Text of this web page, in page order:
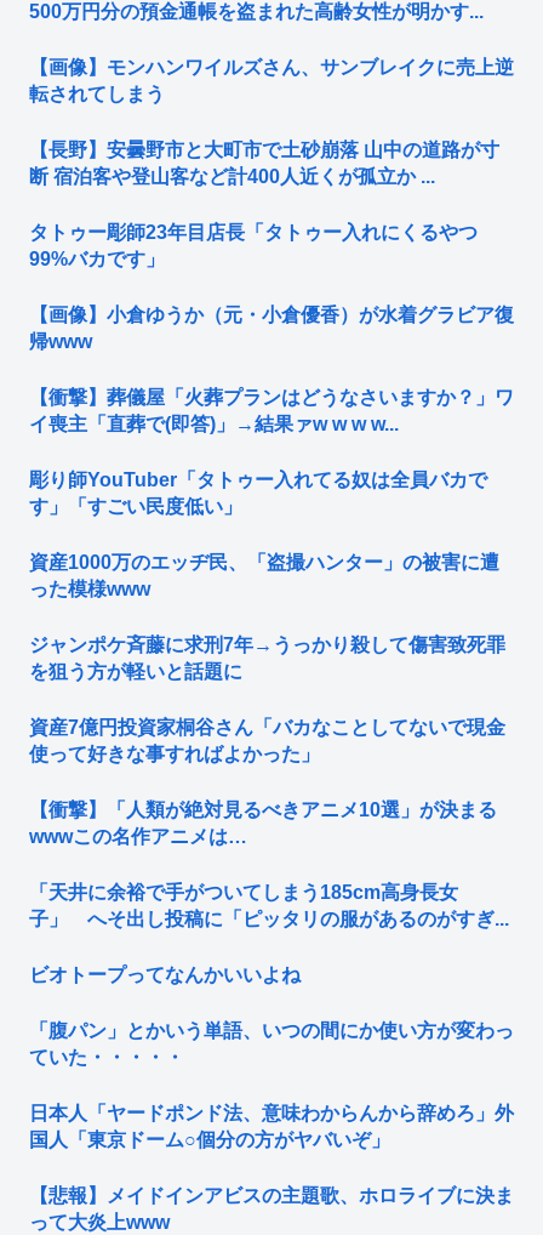
500万円分の預金通帳を盗まれた高齢女性が明かす...
【画像】モンハンワイルズさん、サンブレイクに売上逆
転されてしまう
【長野】安曇野市と大町市で土砂崩落 山中の道路が寸
断 宿泊客や登山客など計400人近くが孤立か ...
タトゥー彫師23年目店長「タトゥー入れにくるやつ
99%バカです」
【画像】小倉ゆうか（元・小倉優香）が水着グラビア復
帰www
【衝撃】葬儀屋「火葬プランはどうなさいますか？」ワ
イ喪主「直葬で(即答)」→結果ァw w w w...
彫り師YouTuber「タトゥー入れてる奴は全員バカで
す」「すごい民度低い」
資産1000万のエッヂ民、「盗撮ハンター」の被害に遭
った模様www
ジャンポケ斉藤に求刑7年→うっかり殺して傷害致死罪
を狙う方が軽いと話題に
資産7億円投資家桐谷さん「バカなことしてないで現金
使って好きな事すればよかった」
【衝撃】「人類が絶対見るべきアニメ10選」が決まる
wwwこの名作アニメは…
「天井に余裕で手がついてしまう185cm高身長女
子」 へそ出し投稿に「ピッタリの服があるのがすぎ...
ビオトープってなんかいいよね
「腹パン」とかいう単語、いつの間にか使い方が変わっ
ていた・・・・・
日本人「ヤードポンド法、意味わからんから辞めろ」外
国人「東京ドーム○個分の方がヤバいぞ」
【悲報】メイドインアビスの主題歌、ホロライブに決ま
って大炎上www